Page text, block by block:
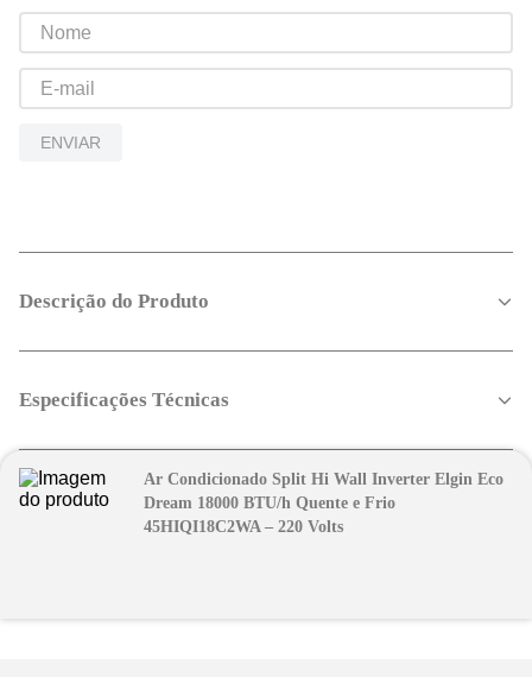
ENVIAR
Descrição do Produto
Especificações Técnicas
Ar Condicionado Split Hi Wall Inverter Elgin Eco
Dream 18000 BTU/h Quente e Frio
45HIQI18C2WA – 220 Volts